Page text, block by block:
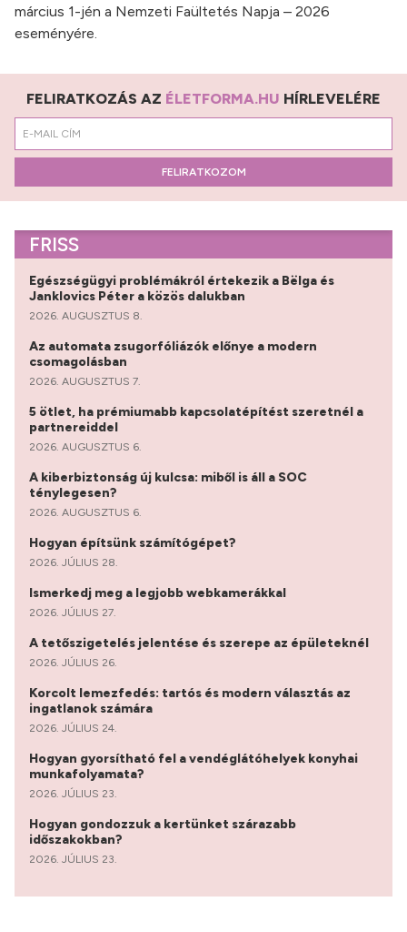
március 1-jén a Nemzeti Faültetés Napja – 2026
eseményére.
FELIRATKOZÁS AZ ÉLETFORMA.HU HÍRLEVELÉRE
FELIRATKOZOM
FRISS
Egészségügyi problémákról értekezik a Bëlga és
Janklovics Péter a közös dalukban
2026. AUGUSZTUS 8.
Az automata zsugorfóliázók előnye a modern
csomagolásban
2026. AUGUSZTUS 7.
5 ötlet, ha prémiumabb kapcsolatépítést szeretnél a
partnereiddel
2026. AUGUSZTUS 6.
A kiberbiztonság új kulcsa: miből is áll a SOC
ténylegesen?
2026. AUGUSZTUS 6.
Hogyan építsünk számítógépet?
2026. JÚLIUS 28.
Ismerkedj meg a legjobb webkamerákkal
2026. JÚLIUS 27.
A tetőszigetelés jelentése és szerepe az épületeknél
2026. JÚLIUS 26.
Korcolt lemezfedés: tartós és modern választás az
ingatlanok számára
2026. JÚLIUS 24.
Hogyan gyorsítható fel a vendéglátóhelyek konyhai
munkafolyamata?
2026. JÚLIUS 23.
Hogyan gondozzuk a kertünket szárazabb
időszakokban?
2026. JÚLIUS 23.